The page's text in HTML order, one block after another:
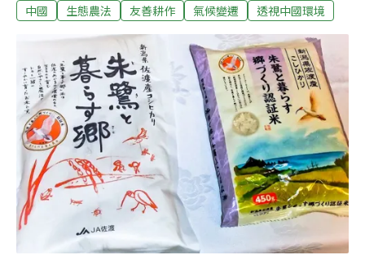
1883年有氣象紀錄以來最大降水量的暴雨。在大量媒體報
暴雨再度被提起。人們沒有料到，極端天氣紀錄刷新的頻
率如此之快。世界氣象組織發布的最新報告顯示， 氣候變
遷相關的災害帶來了嚴重人員傷亡和經濟損失。去年，在
亞洲地區與災害相關的死亡人數中，90%以上是洪水造成
的，其中大部分與巴基斯坦和印度5月和6月的洪水有關。
巴基斯坦的經濟損失最為嚴重，達到150億美元，其次是
中國，超過50億美元。農業是遭受氣候變遷衝擊的第一
線。2022年，中國的旱情幾乎持續了全年——相繼發生了
珠江流域冬春連旱、黃淮海和西北地區春夏旱、長江流域
夏秋連旱。其中，長江流域
中國 生態農法 友善耕作 氣候變遷 透視中國環境